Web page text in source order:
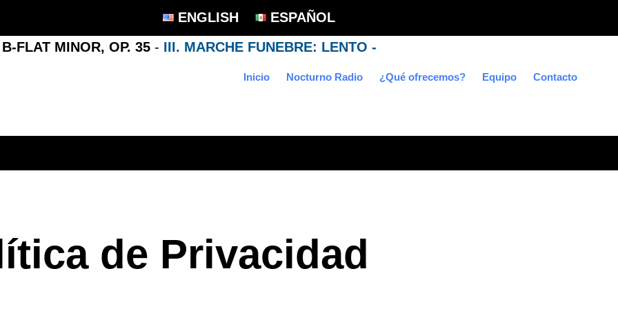
ENGLISH ESPAÑOL
Inicio Nocturno Radio ¿Qué ofrecemos? Equipo Contacto
de Privacidad